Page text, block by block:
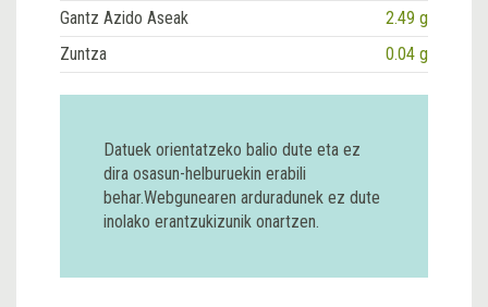
Gantz Azido Aseak
2.49 g
Zuntza
0.04 g
Datuek orientatzeko balio dute eta ez
dira osasun-helburuekin erabili
behar.Webgunearen arduradunek ez dute
inolako erantzukizunik onartzen.